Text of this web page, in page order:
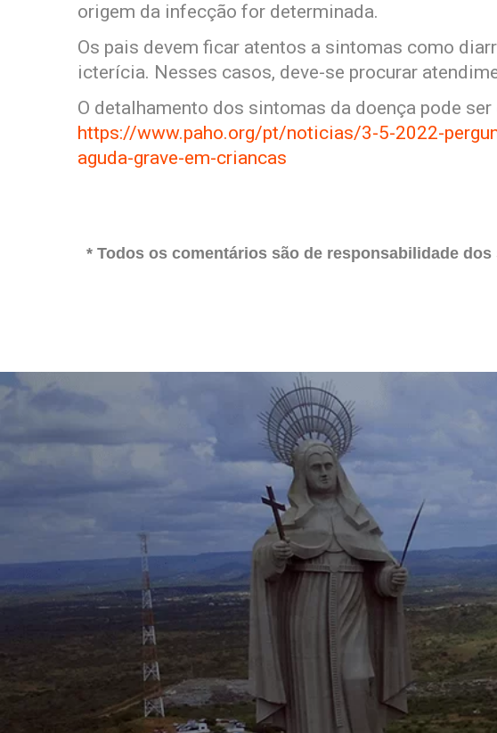
origem da infecção for determinada.
Os pais devem ficar atentos a sintomas como
icterícia. Nesses casos, deve-se procurar
O detalhamento dos sintomas da doença pode
https://www.paho.org/pt/noticias/3-5-2022-
aguda-grave-em-criancas
* Todos os comentários são de responsabilidade dos